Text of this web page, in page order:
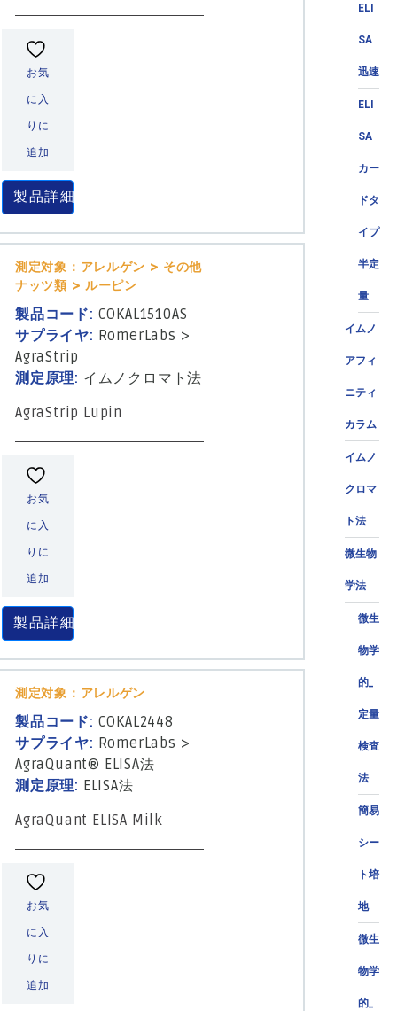
ELI
SA
迅速
ELI
SA
カー
ドタ
イプ
半定
量
イムノ
アフィ
ニティ
カラム
イムノ
クロマ
ト法
微生物
学法
微生
物学
的_
定量
検査
法
簡易
シー
ト培
地
微生
物学
的_
お気
に入
りに
追加
製品詳細
測定対象：アレルゲン > その他
ナッツ類 > ルーピン
製品コード: COKAL1510AS
サプライヤ: RomerLabs >
AgraStrip
測定原理: イムノクロマト法
AgraStrip Lupin
お気
に入
りに
追加
製品詳細
測定対象：アレルゲン
製品コード: COKAL2448
サプライヤ: RomerLabs >
AgraQuant® ELISA法
測定原理: ELISA法
AgraQuant ELISA Milk
お気
に入
りに
追加